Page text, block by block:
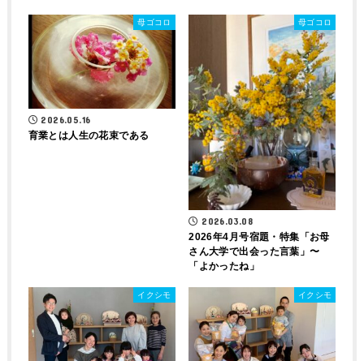
母ゴコロ
2026.05.16
育業とは人生の花束である
母ゴコロ
2026.03.08
2026年4月号宿題・特集「お母
さん大学で出会った言葉」〜
「よかったね」
イクシモ イクシモ